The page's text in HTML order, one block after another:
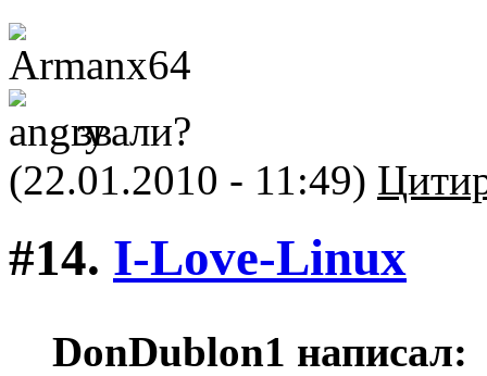
звали?
(22.01.2010 - 11:49)
#14. I-Love-Linux
DonDublon1 написал: